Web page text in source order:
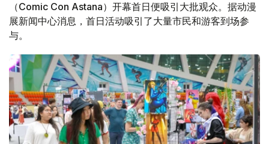
（Comic Con Astana）开幕首日便吸引大批观众。据动漫
展新闻中心消息，首日活动吸引了大量市民和游客到场参
与。